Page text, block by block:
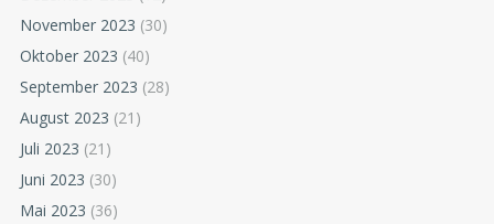
November 2023 (30)
Oktober 2023 (40)
September 2023 (28)
August 2023 (21)
Juli 2023 (21)
Juni 2023 (30)
Mai 2023 (36)